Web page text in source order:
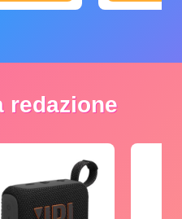
redazione